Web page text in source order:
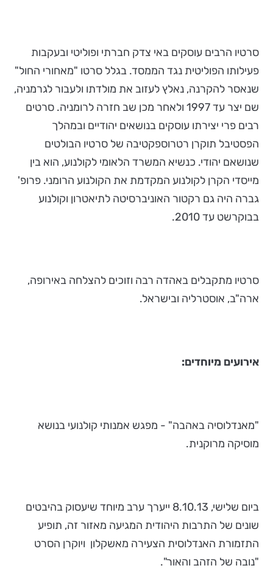
סרטיו הרבים עוסקים באי צדק חברתי ופוליטי ובעקבות
פעילותו הפוליטית נגד הממסד. בגלל סרטו "מאחורי החול"
שנאסר להקרנה, נאלץ לעזוב את מולדתו ולעבור לגרמניה,
שם יצר עד 1997 ולאחר מכן שב חזרה לרומניה. סרטים
רבים פרי יצירתו עוסקים בנושאים יהודיים ובמהלך
הפסטיבל תוקרן רטרוספקטיבה של סרטיו הבולטים
שנושאם יהודי. כנשיא המשרד הלאומי לקולנוע, הוא בין
מייסדי הקרן לקולנוע המקדמת את הקולנוע הרומני. פרופ'
גברה היה גם רקטור האוניברסיטה לתיאטרון וקולנוע
בבוקרשט עד 2010.
סרטיו מתקבלים באהדה רבה וזוכים להצלחה באירופה,
ארה"ב, אוסטרליה ובישראל.
אירועים מיוחדים:
"מאנדלוסיה באהבה" - מפגש אמנותי קולנועי בנושא
מוסיקה מרוקנית.
ביום שלישי, 8.10.13 ייערך ערב מיוחד שיעסוק בהיבטים
שונים של התרבות היהודית המגיעה מאזור זה, תופיע
התזמורת האנדלוסית הצעירה מאשקלון ויוקרן הסרט
"נובה של הזהב והאור".